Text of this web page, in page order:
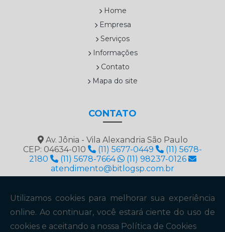
Home
Empresa
Serviços
Informações
Contato
Mapa do site
CONTATO
Av. Jônia - Vila Alexandria São Paulo
CEP: 04634-010
(11) 5677-0449
(11) 5678-
2180
(11) 5678-7664
(11) 98237-0126
atendimento@bitlogsp.com.br
Envie sua mensagem!